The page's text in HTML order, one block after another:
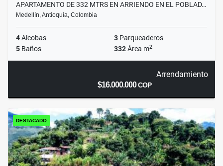
APARTAMENTO DE 332 MTRS EN ARRIENDO EN EL POBLAD…
Medellín, Antioquia, Colombia
4Alcobas 3 Parqueaderos
5 Baños 332Área m2
Arrendamiento
$16.000.000COP
DESTACADO